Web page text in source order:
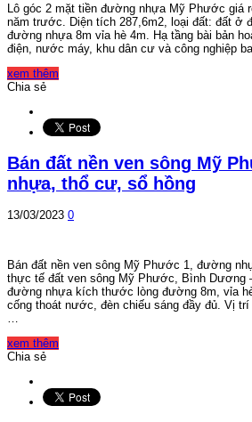
Lô góc 2 mặt tiền đường nhựa Mỹ Phước giá
năm trước. Diện tích 287,6m2, loại đất: đất ở
đường nhựa 8m vỉa hè 4m. Hạ tầng bài bản
điện, nước máy, khu dân cư và công nghiệp
xem thêm
Chia sẻ
Bán đất nền ven sông Mỹ
nhựa, thổ cư, sổ hồng
13/03/2023 0
Bán đất nền ven sông Mỹ Phước 1, đường
thực tế đất ven sông Mỹ Phước, Bình Dương
đường nhựa kích thước lòng đường 8m, vỉa
cống thoát nước, đèn chiếu sáng đầy đủ. Vị
…
xem thêm
Chia sẻ